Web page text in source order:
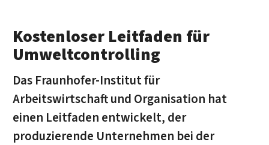
Kostenloser Leitfaden für
Umweltcontrolling
Das Fraunhofer-Institut für
Arbeitswirtschaft und Organisation hat
einen Leitfaden entwickelt, der
produzierende Unternehmen bei der